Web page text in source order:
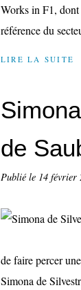
Works in F1,
référence du
LIRE LA SUITE
de
Publié le 14 février
de faire percer
Simona de